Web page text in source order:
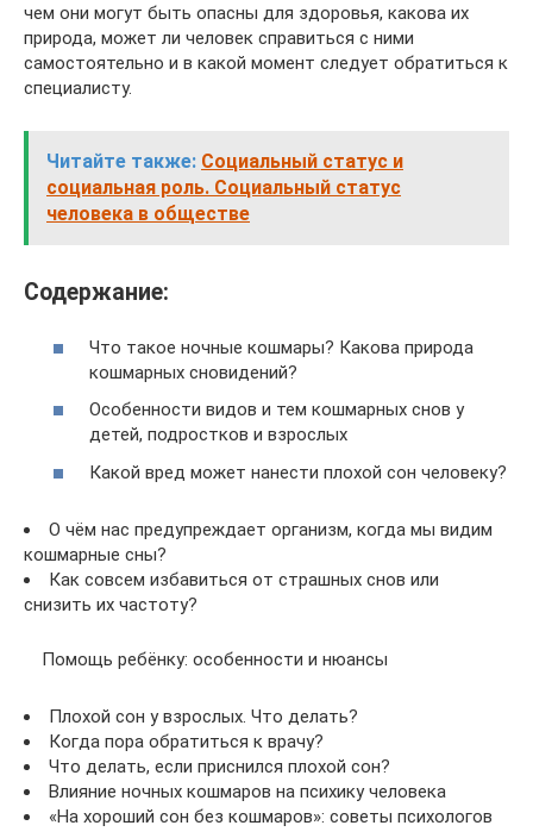
чем они могут быть опасны для здоровья, какова их
природа, может ли человек справиться с ними
самостоятельно и в какой момент следует обратиться к
специалисту.
Читайте также: Социальный статус и
социальная роль. Социальный статус
человека в обществе
Содержание:
Что такое ночные кошмары? Какова природа
кошмарных сновидений?
Особенности видов и тем кошмарных снов у
детей, подростков и взрослых
Какой вред может нанести плохой сон человеку?
О чём нас предупреждает организм, когда мы видим
кошмарные сны?
Как совсем избавиться от страшных снов или
снизить их частоту?
Помощь ребёнку: особенности и нюансы
Плохой сон у взрослых. Что делать?
Когда пора обратиться к врачу?
Что делать, если приснился плохой сон?
Влияние ночных кошмаров на психику человека
«На хороший сон без кошмаров»: советы психологов